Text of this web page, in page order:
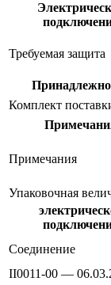
Требуемая защита
Комплект
Примечания
Упаковочная
Соединение
II0011-00 —